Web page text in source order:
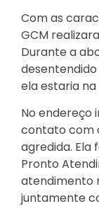
Com as
GCM
Durante a
ela estaria
No endereço
contato com
agredida. Ela
Pronto
atendimento
juntamente